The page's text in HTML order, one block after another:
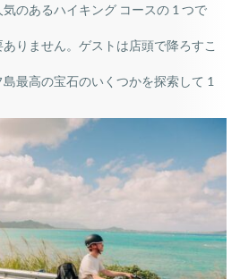
のあるハイキング コースの 1 つで
りません。ゲストは店頭で降ろすこ
最高の宝石のいくつかを探索して 1